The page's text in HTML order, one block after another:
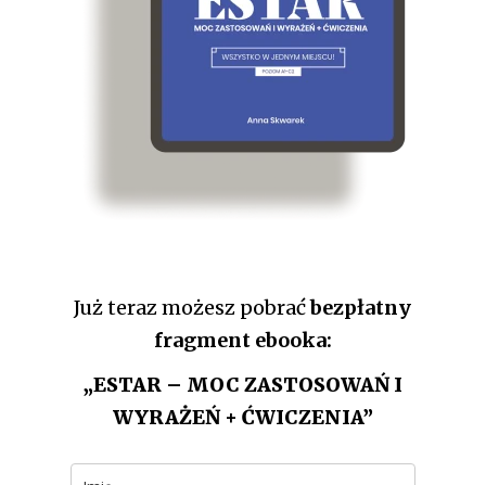
Już teraz możesz pobraćbezpłatny
fragment ebooka:
„ESTAR – MOC ZASTOSOWAŃ I
WYRAŻEŃ + ĆWICZENIA”